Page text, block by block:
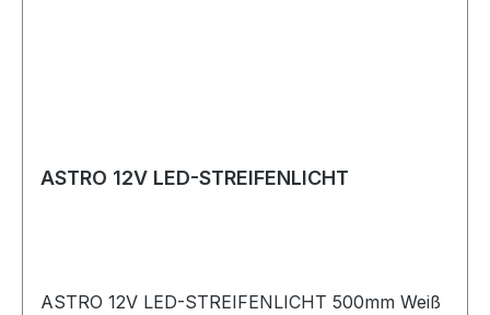
ASTRO 12V LED-STREIFENLICHT
ASTRO 12V LED-STREIFENLICHT 500mm Weiß